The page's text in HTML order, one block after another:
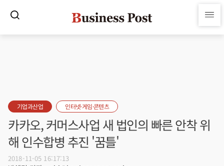
기업과산업 인터넷·게임·콘텐츠
카카오, 커머스사업 새 법인의 빠른 안착 위
해 인수합병 추진 '꿈틀'
2018-11-05 16:17:13